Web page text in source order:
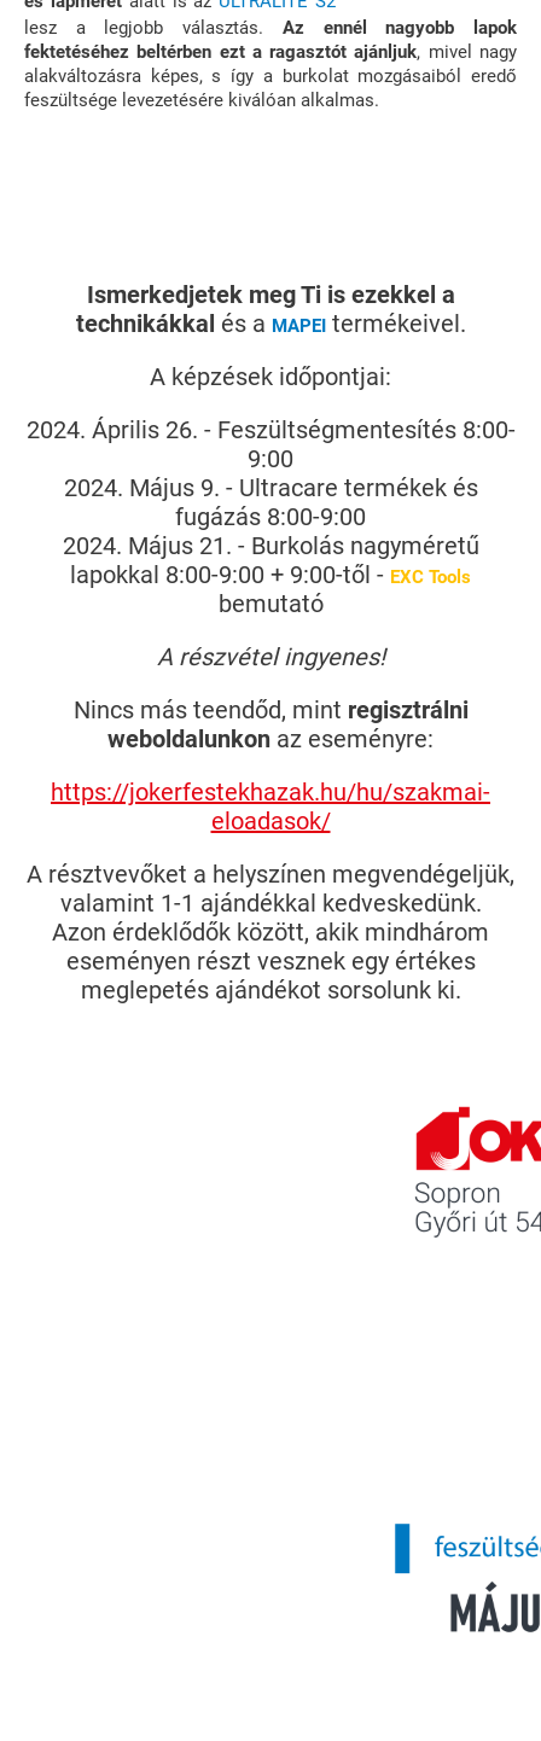
lesz a legjobb választás. Az ennél nagyobb lapok
fektetéséhez beltérben ezt a ragasztót ajánljuk, mivel nagy
alakváltozásra képes, s így a burkolat mozgásaiból eredő
feszültsége levezetésére kiválóan alkalmas.
Ismerkedjetek meg Ti is ezekkel a
technikákkal és a MAPEItermékeivel.
A képzések időpontjai:
2024. Április 26. - Feszültségmentesítés 8:00-
9:00
2024. Május 9. - Ultracare termékek és
fugázás 8:00-9:00
2024. Május 21. - Burkolás nagyméretű
lapokkal 8:00-9:00 + 9:00-től - EXC Tools
bemutató
A részvétel ingyenes!
Nincs más teendőd, mint regisztrálni
weboldalunkon az eseményre:
https://jokerfestekhazak.hu/hu/szakmai-
eloadasok/
A résztvevőket a helyszínen megvendégeljük,
valamint 1-1 ajándékkal kedveskedünk.
Azon érdeklődők között, akik mindhárom
eseményen részt vesznek egy értékes
meglepetés ajándékot sorsolunk ki.